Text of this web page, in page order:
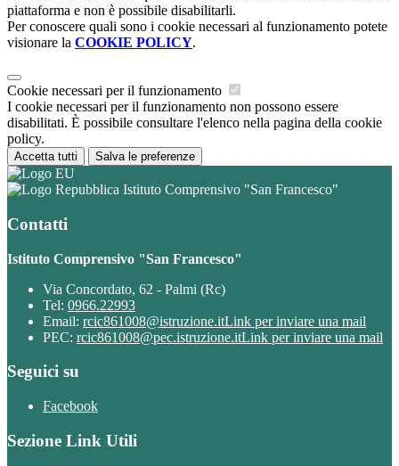
piattaforma e non è possibile disabilitarli.
Per conoscere quali sono i cookie necessari al funzionamento potete
visionare la COOKIE POLICY.
Cookie necessari per il funzionamento
I cookie necessari per il funzionamento non possono essere
disabilitati. È possibile consultare l'elenco nella pagina della cookie
policy.
Accetta tutti Salva le preferenze
Istituto Comprensivo "San Francesco"
Contatti
Istituto Comprensivo "San Francesco"
Via Concordato, 62 - Palmi (Rc)
Tel: 0966.22993
Email: rcic861008@istruzione.itLink per inviare una mail
PEC: rcic861008@pec.istruzione.itLink per inviare una mail
Seguici su
Facebook
Sezione Link Utili